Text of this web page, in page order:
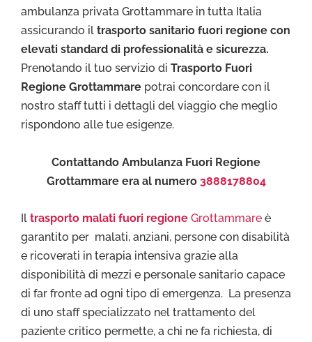
ambulanza privata Grottammare in tutta Italia
assicurando il trasporto sanitario fuori regione con
elevati standard di professionalità e sicurezza.
Prenotando il tuo servizio di Trasporto Fuori
Regione Grottammare potrai concordare con il
nostro staff tutti i dettagli del viaggio che meglio
rispondono alle tue esigenze.
Contattando Ambulanza Fuori Regione
Grottammare era al numero 3888178804
Il trasporto malati fuori regione Grottammare è
garantito per malati, anziani, persone con disabilità
e ricoverati in terapia intensiva grazie alla
disponibilità di mezzi e personale sanitario capace
di far fronte ad ogni tipo di emergenza. La presenza
di uno staff specializzato nel trattamento del
paziente critico permette, a chi ne fa richiesta, di